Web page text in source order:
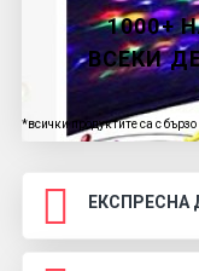
1000+
ВСЕКИ
*всички продуктите са с
ЕКСПРЕСНА